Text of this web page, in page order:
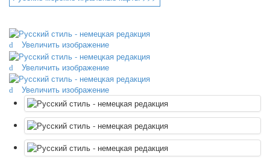
1 мая
Октябрьская революция
С рождеством
Пасха
9 мая - день победы
Разные пожелания
1 сентября школа
Приглашение
Новости
Новости карточных колод
Увеличить изображение
Увеличить изображение
Увеличить изображение